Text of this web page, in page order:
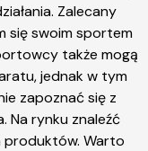
Zalecany
się swoim sportem
także mogą
jednak w tym
zapoznać się z
Na rynku znaleźć
produktów. Warto